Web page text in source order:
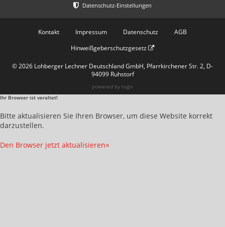
Kontakt Impressum Datenschutz
AGB
Hinweißgeberschutzgesetz
© 2026 Lohberger Lechner Deutschland GmbH, Pfarrkirchener Str. 2, D-
94099 Ruhstorf
powered by togis
Ihr Browser ist veraltet!
Bitte aktualisieren Sie Ihren Browser, um diese Website korrekt
darzustellen.
Den Browser jetzt aktualisieren×